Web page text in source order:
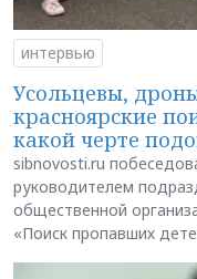
интервью
Усольцевы,
красноярские
какой черте
sibnovosti.ru
руководителем
общественной
«Поиск пропавших